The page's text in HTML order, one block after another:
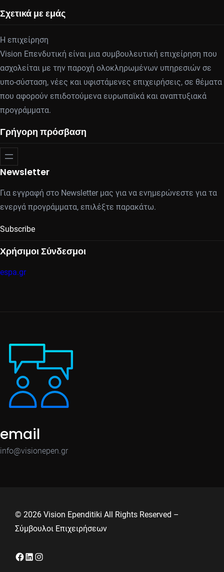
Σχετικά με εμάς
Η επιχείρηση
Vision Επενδυτική είναι μια συμβουλευτική επιχείρηση που
ασχολείται με την παροχή ολοκληρωμένων υπηρεσιών σε
υπο-σύσταση, νέες και υφιστάμενες επιχειρήσεις, σε θέματα
που αφορούν επιδοτούμενα ευρωπαϊκά και αναπτυξιακά
προγράμματα.
Γρήγορη πρόσβαση
Newsletter
Για εγγραφή στο Newsletter μας για να ενημερώνεστε για τα
ενεργά προγράμματα, επιλέξτε παρακάτω.
Subscribe
Χρήσιμοι Σύνδεσμοι
espa.gr
email
info@visionepen.gr
© 2026 Vision Ependitiki All Rights Reserved –
Σύμβουλοι Επιχειρήσεων
Facebook
Linkedin
Instagram